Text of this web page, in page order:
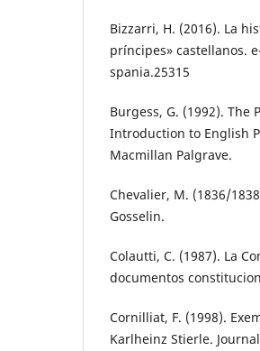
Bizzarri, H. (2016). La
príncipes» castellanos.
spania.25315
Burgess, G. (1992).
Introduction to English
Macmillan Palgrave.
Chevalier, M. (1836/
Gosselin.
Colautti, C. (1987). La
documentos
Cornilliat, F. (1998).
Karlheinz Stierle.